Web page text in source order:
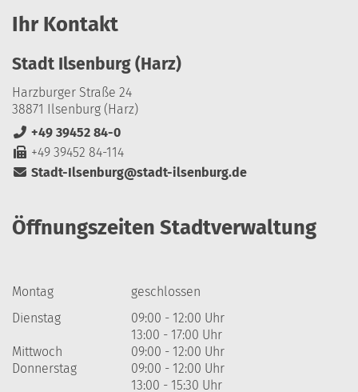
Ihr Kontakt
Stadt Ilsenburg (Harz)
Harzburger Straße 24
38871 Ilsenburg (Harz)
+49 39452 84-0
+49 39452 84-114
Stadt-Ilsenburg@stadt-ilsenburg.de
Öffnungszeiten Stadtverwaltung
Montag
geschlossen
Dienstag
09:00 - 12:00 Uhr
13:00 - 17:00 Uhr
Mittwoch
09:00 - 12:00 Uhr
Donnerstag
09:00 - 12:00 Uhr
13:00 - 15:30 Uhr